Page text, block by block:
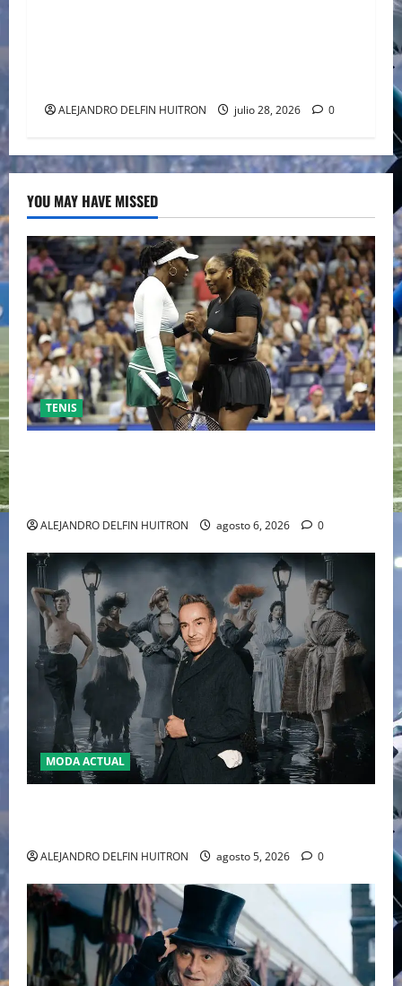
ALEJANDRO DELFIN HUITRON julio 28, 2026 0
YOU MAY HAVE MISSED
TENIS
ALEJANDRO DELFIN HUITRON agosto 6, 2026 0
MODA ACTUAL
ALEJANDRO DELFIN HUITRON agosto 5, 2026 0